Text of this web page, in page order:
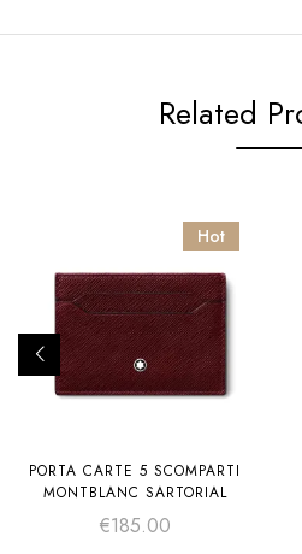
Related
Hot
PORTA CARTE 5 SCOMPARTI
MONTBLANC SARTORIAL
€185.00